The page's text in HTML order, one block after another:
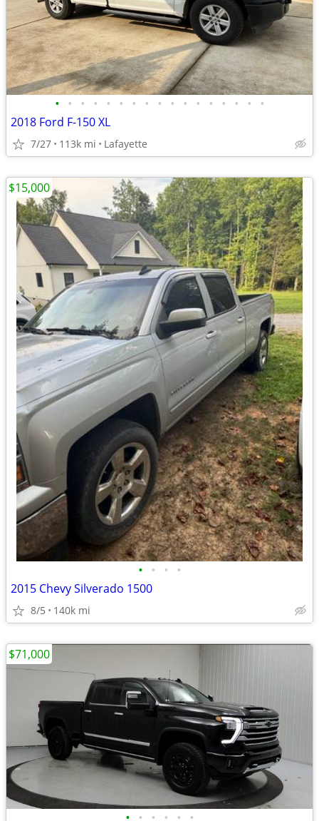
• • • • • • • • • • • • • • • • •
2018 Ford F-150 XL
7/27 113k mi Lafayette
• • • •
2015 Chevy Silverado 1500
8/5 140k mi
$15,000
• • • • • •
$71,000